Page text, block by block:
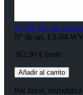
35 kW Kit de
Nº de art. ES-04-
362,90 € bruto
Añadir al carrito
Por favor,